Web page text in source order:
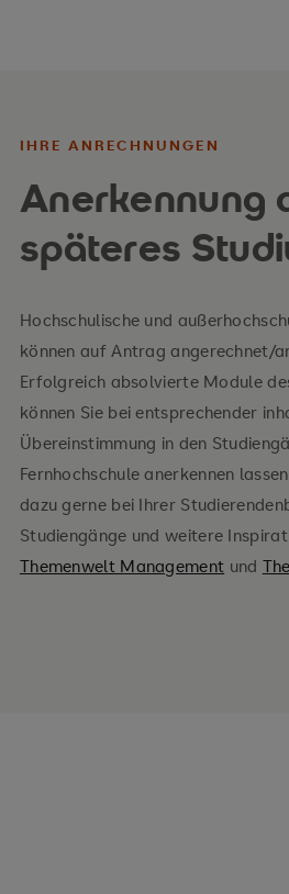
IHRE ANRECHNUNGEN
Anerkennung
späteres
Hochschulische und
können auf Antrag angerechnet/
Erfolgreich absolvierte Module
können Sie bei entsprechender
Übereinstimmung in den
Fernhochschule anerkennen
dazu gerne bei Ihrer
Studiengänge und weitere
Themenwelt Management und